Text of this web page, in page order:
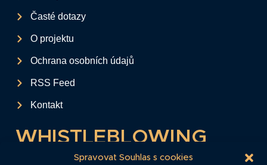
Spravovat Souhlas s cookies
Časté dotazy
O projektu
Ochrana osobních údajů
RSS Feed
Kontakt
WHISTLEBLOWING
Tento formulář slouží k anonymnímu zaslání